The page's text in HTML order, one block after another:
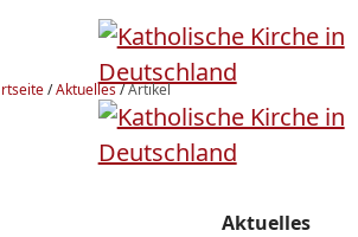
/Aktuelles/Artikel
Aktuelles